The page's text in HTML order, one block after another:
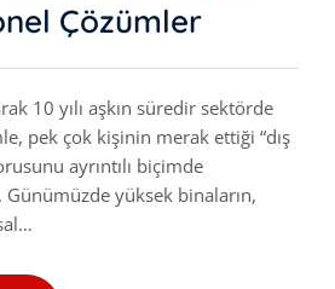
Çözümler
10 yılı aşkın süredir sektörde
pek çok kişinin merak ettiği “dış
ayrıntılı biçimde
yüksek binaların,